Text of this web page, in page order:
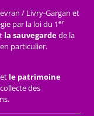
/ Livry-Gargan et
par la loi du 1er
la sauvegardede la
particulier.
et le patrimoine
des